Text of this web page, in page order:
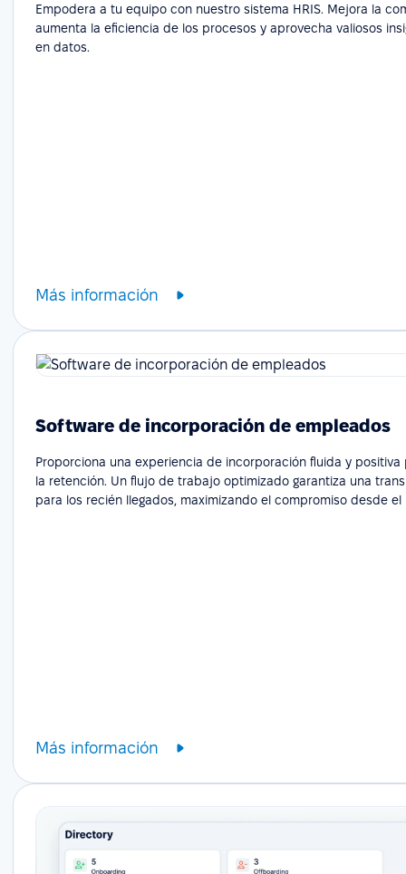
Empodera a tu equipo con nuestro sistema HRIS. Mejora la
aumenta la eficiencia de los procesos y aprovecha valiosos
en datos.
Más información
Software de incorporación de empleados
Proporciona una experiencia de incorporación fluida y positiva
la retención. Un flujo de trabajo optimizado garantiza una
para los recién llegados, maximizando el compromiso desde el
Más información